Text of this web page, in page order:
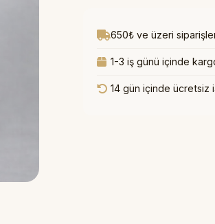
650₺ ve üzeri
1-3 iş günü içinde
14 gün içinde ücretsiz